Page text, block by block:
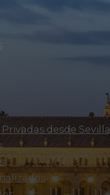
desde Sevilla